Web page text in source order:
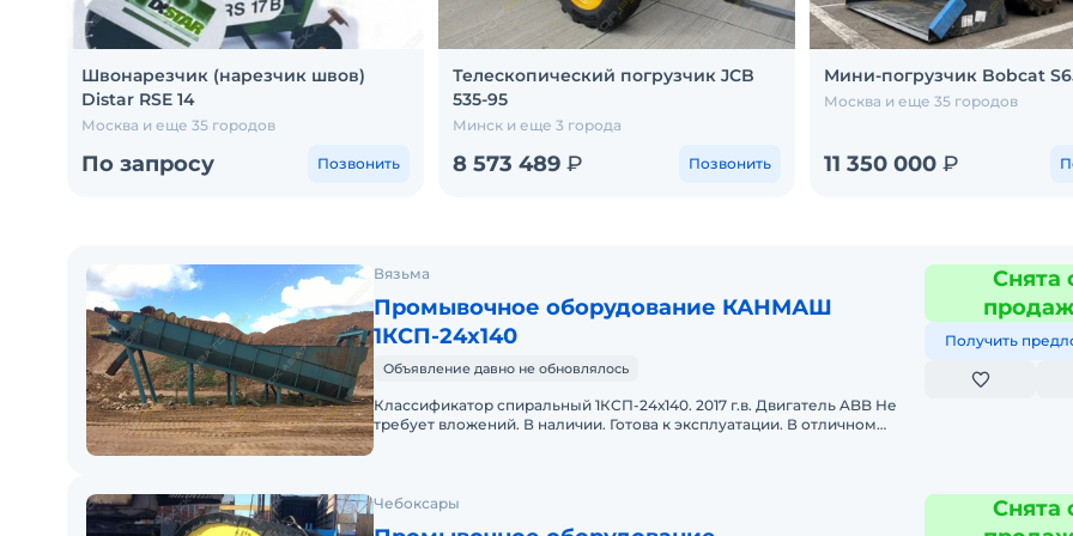
Швонарезчик (нарезчик швов)
Distar RSE 14
Москва и еще 35 городов
По запросу Позвонить
Телескопический погрузчик JCB
535-95
Минск и еще 3 города
8 573 489 ₽ Позвонить
Мини-погрузчик Bobcat
Москва и еще 35 городов
11 350 000 ₽
Вязьма
Промывочное оборудование КАНМАШ
1КСП-24х140
Объявление давно не обновлялось
Классификатор спиральный 1КСП-24х140. 2017 г.в. Двигатель ABB Не
требует вложений. В наличии. Готова к эксплуатации. В отличном
Снята
Получить
Чебоксары
Снята